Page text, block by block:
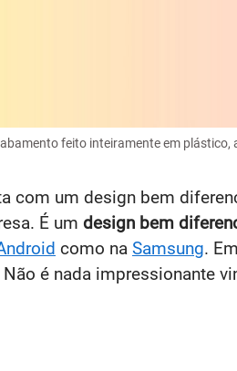
feito inteiramente em plástico,
com um design bem
É um design bem
como na Samsung.
Não é nada impressionante